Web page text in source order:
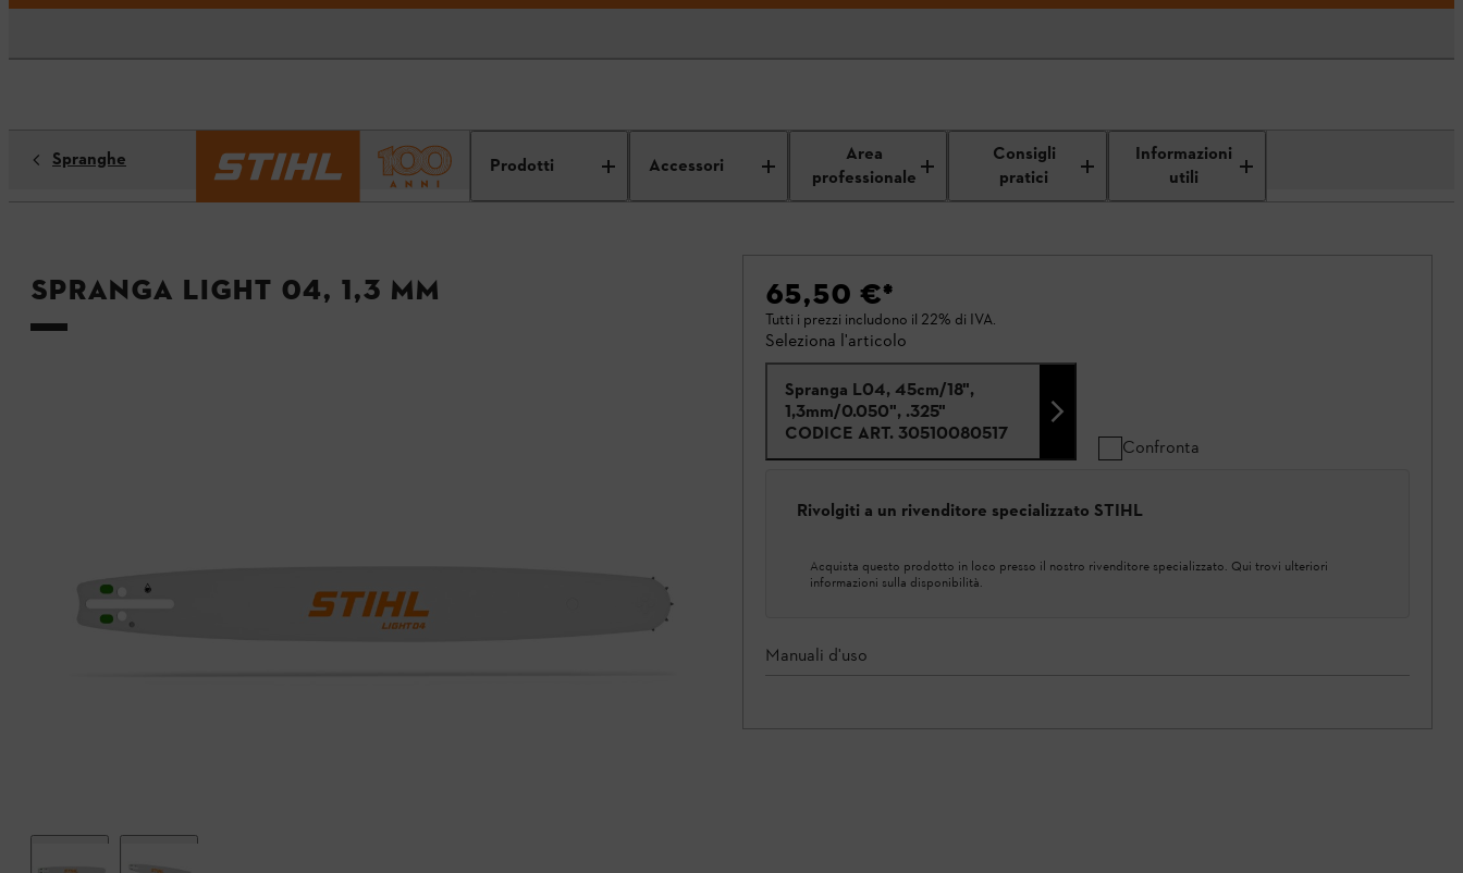
Prodotti Accessori
Area
professionale
Consigli
pratici
Informazioni
utili
Spranghe
Spranga Light 04, 1,3 mm 65,50 €*
Tutti i prezzi includono il 22% di IVA.
Seleziona l'articolo
Spranga L04, 45cm/18",
1,3mm/0.050", .325"
CODICE ART. 30510080517
Confronta
Rivolgiti a un rivenditore specializzato STIHL
Acquista questo prodotto in loco presso il nostro rivenditore specializzato. Qui trovi ulteriori
informazioni sulla disponibilità.
Manuali d'uso